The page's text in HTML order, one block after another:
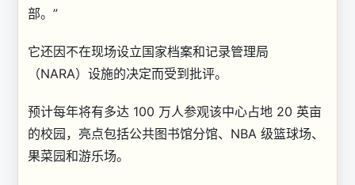
部。”
它还因不在现场设立国家档案和记录管理局
（NARA）设施的决定而受到批评。
预计每年将有多达 100 万人参观该中心占地 20 英亩
的校园，亮点包括公共图书馆分馆、NBA 级篮球场、
果菜园和游乐场。